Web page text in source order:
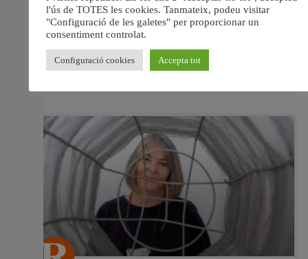
Grezzi, ha anunciat la pròrroga d’un any de la concessió
vigent del bus turístic –que finalitza el pròxim dia 11-
mentre s’enllestix el següent projecte